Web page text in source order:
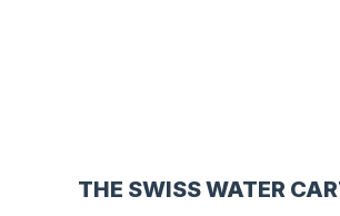
THE SWISS WATER